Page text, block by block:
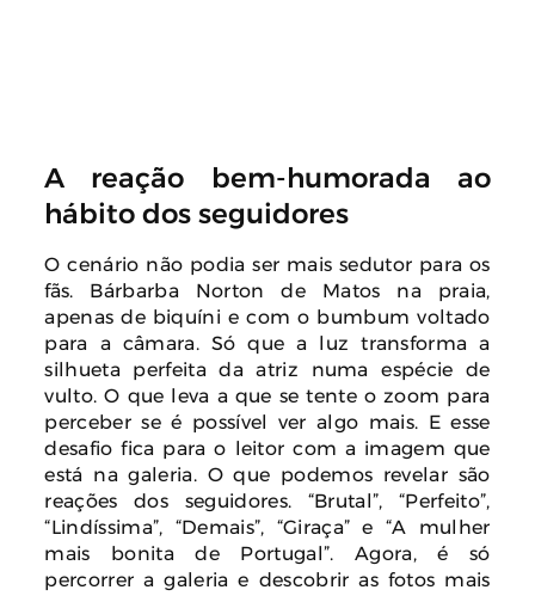
A reação bem-humorada ao
hábito dos seguidores
O cenário não podia ser mais sedutor para os
fãs. Bárbarba Norton de Matos na praia,
apenas de biquíni e com o bumbum voltado
para a câmara. Só que a luz transforma a
silhueta perfeita da atriz numa espécie de
vulto. O que leva a que se tente o zoom para
perceber se é possível ver algo mais. E esse
desafio fica para o leitor com a imagem que
está na galeria. O que podemos revelar são
reações dos seguidores. “Brutal”, “Perfeito”,
“Lindíssima”, “Demais”, “Giraça” e “A mulher
mais bonita de Portugal”. Agora, é só
percorrer a galeria e descobrir as fotos mais